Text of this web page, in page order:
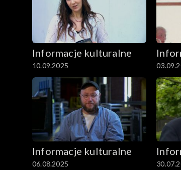
Informacje kulturalne
10.09.2025
Informacje kulturalne
06.08.2025